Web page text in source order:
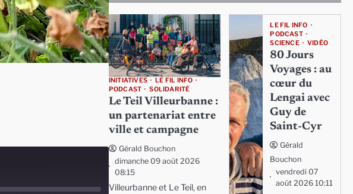
INITIATIVES
LE FIL INFO
PODCAST
SOLIDARITÉ
Le Teil Villeurbanne :
un partenariat entre
ville et campagne
Gérald Bouchon
dimanche 09 août 2026
08:15
Villeurbanne et Le Teil, en
LE FIL INFO
PODCAST
SCIENCE
VIDÉO
80 Jours
Voyages : au
cœur du
Lengai avec
Guy de
Saint-Cyr
Gérald
Bouchon
vendredi 07
août 2026 10:11